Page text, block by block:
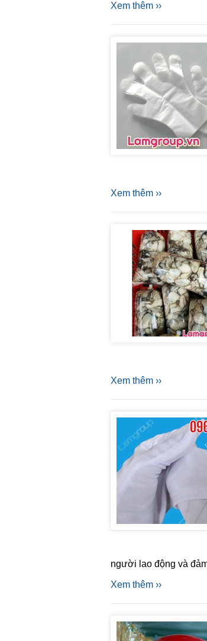
Xem thêm ››
Xem thêm ››
Xem thêm ››
người lao động và
Xem thêm ››